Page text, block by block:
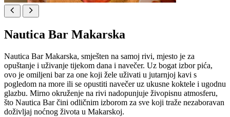
Nautica Bar Makarska
Nautica Bar Makarska, smješten na samoj rivi, mjesto je za
opuštanje i uživanje tijekom dana i navečer. Uz bogat izbor pića,
ovo je omiljeni bar za one koji žele uživati u jutarnjoj kavi s
pogledom na more ili se opustiti navečer uz ukusne koktele i ugodnu
glazbu. Mirno okruženje na rivi nadopunjuje živopisnu atmosferu,
što Nautica Bar čini odličnim izborom za sve koji traže nezaboravan
doživljaj noćnog života u Makarskoj.